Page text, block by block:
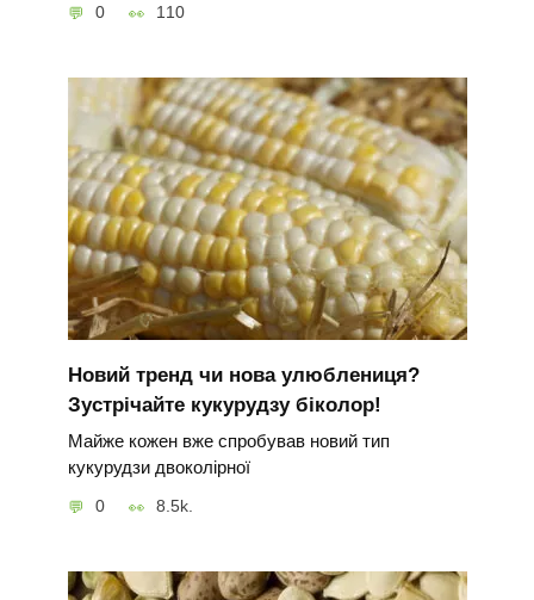
0 110
Новий тренд чи нова улюблениця?
Зустрічайте кукурудзу біколор!
Майже кожен вже спробував новий тип
кукурудзи двоколірної
0 8.5k.